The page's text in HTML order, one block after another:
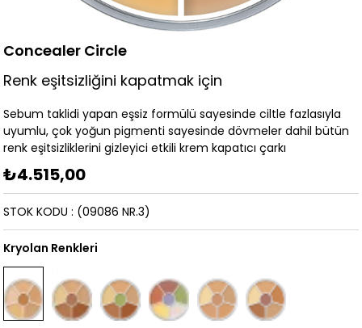
Concealer Circle
Renk eşitsizliğini kapatmak için
Sebum taklidi yapan eşsiz formülü sayesinde ciltle fazlasıyla
uyumlu, çok yoğun pigmenti sayesinde dövmeler dahil bütün
renk eşitsizliklerini gizleyici etkili krem kapatıcı çarkı
₺4.515,00
(09086 NR.3)
STOK KODU
Kryolan Renkleri